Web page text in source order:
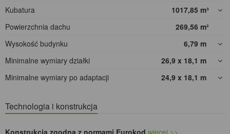
Kubatura
1017,85 m³
Powierzchnia dachu
269,56 m²
Wysokość budynku
6,79 m
Minimalne wymiary działki
26,9 x 18,1 m
Minimalne wymiary po adaptacji
24,9 x 18,1 m
Technologia i konstrukcja